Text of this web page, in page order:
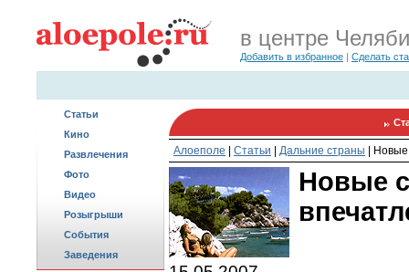
в центре
Добавить в избранное | Сделать
Статьи
Кино
Развлечения
Фото
Видео
Розыгрыши
События
Заведения
Алоеполе Статьи Дальние страны
Новые